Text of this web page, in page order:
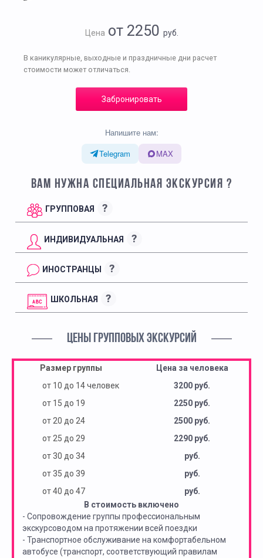
Цена от 2250 руб.
В каникулярные, выходные и праздничные дни расчет
стоимости может отличаться.
Забронировать
Напишите нам:
Telegram
MAX
ВАМ НУЖНА СПЕЦИАЛЬНАЯ ЭКСКУРСИЯ ?
ГРУППОВАЯ ?
ИНДИВИДУАЛЬНАЯ ?
ИНОСТРАНЦЫ ?
ШКОЛЬНАЯ ?
ЦЕНЫ ГРУППОВЫХ ЭКСКУРСИЙ
Размер группы
Цена за человека
от 10 до 14 человек
3200 руб.
от 15 до 19
2250 руб.
от 20 до 24
2500 руб.
от 25 до 29
2290 руб.
от 30 до 34
руб.
от 35 до 39
руб.
от 40 до 47
руб.
В стоимость включено
- Сопровождение группы профессиональным
экскурсоводом на протяжении всей поездки
- Транспортное обслуживание на комфортабельном
автобусе (транспорт, соответствующий правилам